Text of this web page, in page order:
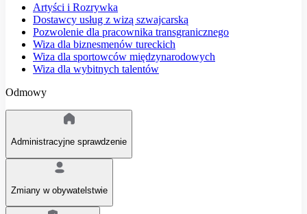
Artyści i Rozrywka
Dostawcy usług z wizą szwajcarską
Pozwolenie dla pracownika transgranicznego
Wiza dla biznesmenów tureckich
Wiza dla sportowców międzynarodowych
Wiza dla wybitnych talentów
Odmowy
Administracyjne sprawdzenie
Zmiany w obywatelstwie